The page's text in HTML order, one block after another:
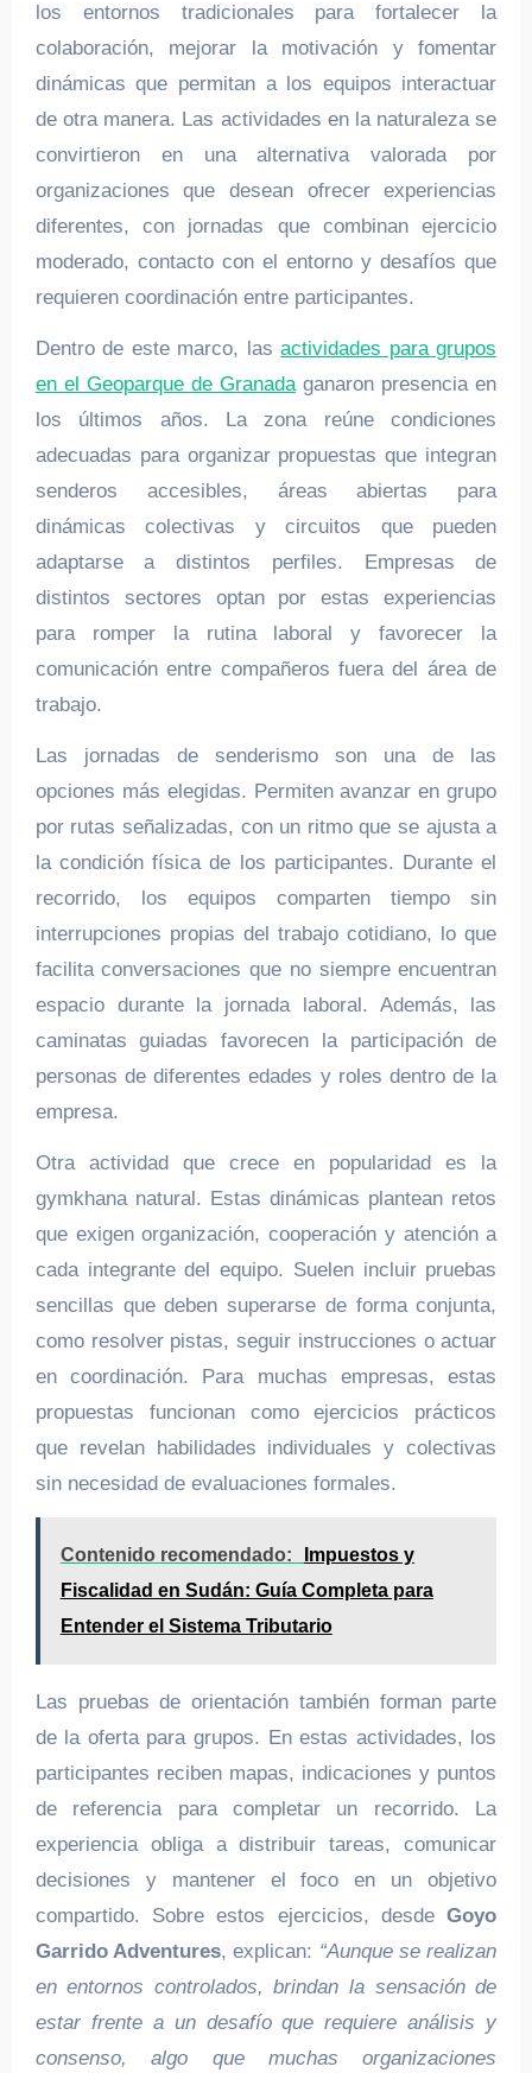
los entornos tradicionales para fortalecer la
colaboración, mejorar la motivación y fomentar
dinámicas que permitan a los equipos interactuar
de otra manera. Las actividades en la naturaleza se
convirtieron en una alternativa valorada por
organizaciones que desean ofrecer experiencias
diferentes, con jornadas que combinan ejercicio
moderado, contacto con el entorno y desafíos que
requieren coordinación entre participantes.
Dentro de este marco, lasactividades para grupos
en el Geoparque de Granadaganaron presencia en
los últimos años. La zona reúne condiciones
adecuadas para organizar propuestas que integran
senderos accesibles, áreas abiertas para
dinámicas colectivas y circuitos que pueden
adaptarse a distintos perfiles. Empresas de
distintos sectores optan por estas experiencias
para romper la rutina laboral y favorecer la
comunicación entre compañeros fuera del área de
trabajo.
Las jornadas de senderismo son una de las
opciones más elegidas. Permiten avanzar en grupo
por rutas señalizadas, con un ritmo que se ajusta a
la condición física de los participantes. Durante el
recorrido, los equipos comparten tiempo sin
interrupciones propias del trabajo cotidiano, lo que
facilita conversaciones que no siempre encuentran
espacio durante la jornada laboral. Además, las
caminatas guiadas favorecen la participación de
personas de diferentes edades y roles dentro de la
empresa.
Otra actividad que crece en popularidad es la
gymkhana natural. Estas dinámicas plantean retos
que exigen organización, cooperación y atención a
cada integrante del equipo. Suelen incluir pruebas
sencillas que deben superarse de forma conjunta,
como resolver pistas, seguir instrucciones o actuar
en coordinación. Para muchas empresas, estas
propuestas funcionan como ejercicios prácticos
que revelan habilidades individuales y colectivas
sin necesidad de evaluaciones formales.
Contenido recomendado:
Impuestos y
Fiscalidad en Sudán: Guía Completa para
Entender el Sistema Tributario
Las pruebas de orientación también forman parte
de la oferta para grupos. En estas actividades, los
participantes reciben mapas, indicaciones y puntos
de referencia para completar un recorrido. La
experiencia obliga a distribuir tareas, comunicar
decisiones y mantener el foco en un objetivo
compartido. Sobre estos ejercicios, desdeGoyo
Garrido Adventures, explican: “Aunque se realizan
en entornos controlados, brindan la sensación de
estar frente a un desafío que requiere análisis y
consenso, algo que muchas organizaciones